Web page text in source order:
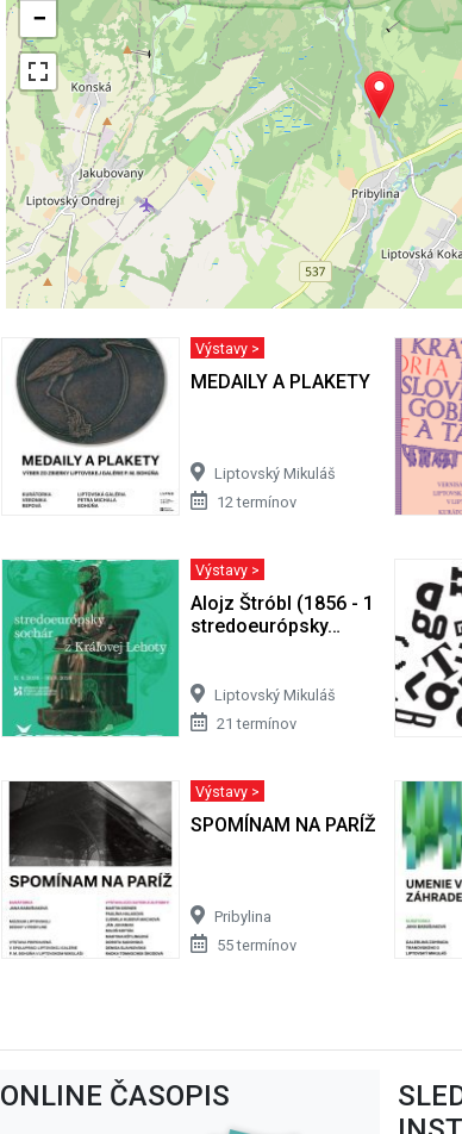
−
Výstavy >
MEDAILY A PLAKETY - výber
Liptovský Mikuláš
12 termínov
Výstavy >
Alojz Štróbl (1856 - 1926) -
stredoeurópsky…
Liptovský Mikuláš
21 termínov
Výstavy >
SPOMÍNAM NA PARÍŽ
Pribylina
55 termínov
ONLINE ČASOPIS